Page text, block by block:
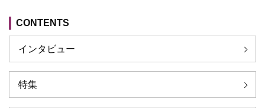
CONTENTS
インタビュー
特集